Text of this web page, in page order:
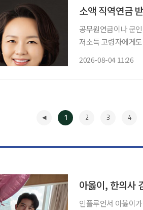
소액 직역연금
공무원연금이나 군
저소득 고령자에게
2026-08-04 11:26
1 2 3 4
아옳이, 한의사
인플루언서 아옳이가 한의